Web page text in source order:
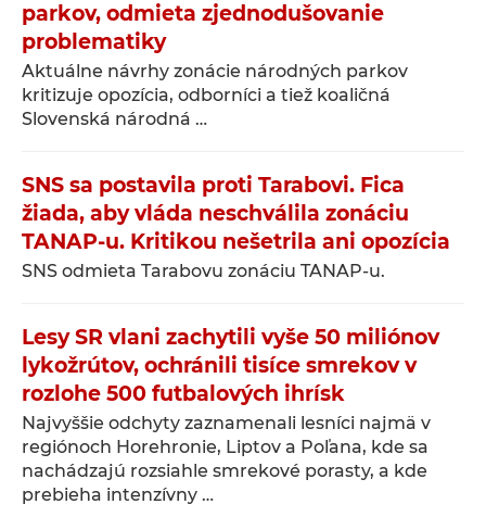
parkov, odmieta zjednodušovanie
problematiky
Aktuálne návrhy zonácie národných parkov
kritizuje opozícia, odborníci a tiež koaličná
Slovenská národná …
SNS sa postavila proti Tarabovi. Fica
žiada, aby vláda neschválila zonáciu
TANAP-u. Kritikou nešetrila ani opozícia
SNS odmieta Tarabovu zonáciu TANAP-u.
Lesy SR vlani zachytili vyše 50 miliónov
lykožrútov, ochránili tisíce smrekov v
rozlohe 500 futbalových ihrísk
Najvyššie odchyty zaznamenali lesníci najmä v
regiónoch Horehronie, Liptov a Poľana, kde sa
nachádzajú rozsiahle smrekové porasty, a kde
prebieha intenzívny …